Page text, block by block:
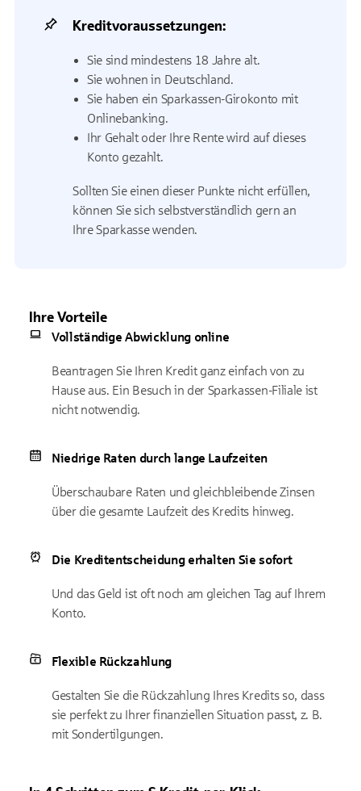
Kreditvoraussetzungen:
Sie sind mindestens 18 Jahre alt.
Sie wohnen in Deutschland.
Sie haben ein Sparkassen-Girokonto mit
Onlinebanking.
Ihr Gehalt oder Ihre Rente wird auf dieses
Konto gezahlt.
Sollten Sie einen dieser Punkte nicht erfüllen,
können Sie sich selbstverständlich gern an
Ihre Sparkasse wenden.
Ihre Vorteile
Vollständige Abwicklung online
Beantragen Sie Ihren Kredit ganz einfach von zu
Hause aus. Ein Besuch in der Sparkassen-Filiale ist
nicht notwendig.
Niedrige Raten durch lange Laufzeiten
Überschaubare Raten und gleichbleibende Zinsen
über die gesamte Laufzeit des Kredits hinweg.
Die Kreditentscheidung erhalten Sie sofort
Und das Geld ist oft noch am gleichen Tag auf Ihrem
Konto.
Flexible Rückzahlung
Gestalten Sie die Rückzahlung Ihres Kredits so, dass
sie perfekt zu Ihrer finanziellen Situation passt, z. B.
mit Sondertilgungen.